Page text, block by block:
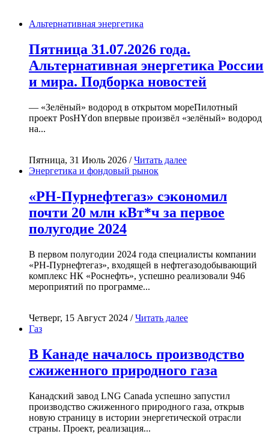
Альтернативная энергетика
Пятница 31.07.2026 года.
Альтернативная энергетика России
и мира. Подборка новостей
— «Зелёный» водород в открытом мореПилотный
проект PosHYdon впервые произвёл «зелёный» водород
на...
Пятница, 31 Июль 2026 /Читать далее
Энергетика и фондовый рынок
«РН-Пурнефтегаз» сэкономил
почти 20 млн кВт*ч за первое
полугодие 2024
В первом полугодии 2024 года специалисты компании
«РН-Пурнефтегаз», входящей в нефтегазодобывающий
комплекс НК «Роснефть», успешно реализовали 946
мероприятий по программе...
Четверг, 15 Август 2024 /Читать далее
Газ
В Канаде началось производство
сжиженного природного газа
Канадский завод LNG Canada успешно запустил
производство сжиженного природного газа, открыв
новую страницу в истории энергетической отрасли
страны. Проект, реализация...